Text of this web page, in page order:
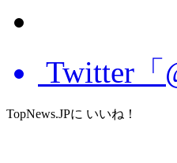
Twitter「
TopNews.JPに いいね！